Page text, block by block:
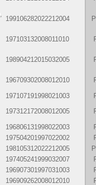
199106282022212004
197103132008011010
198904212015032005
196709302008012010
197107191998021003
197312172008012005
196806131998022003
197504201997022002
198105312022212005
197405241999032007
196907301997031003
196909262008012010